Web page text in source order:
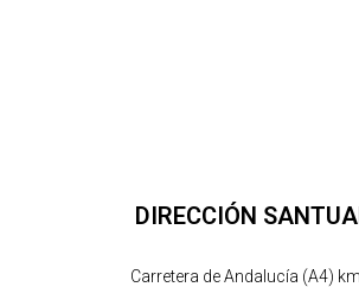
DIRECCIÓN
Carretera de Andalucía (A4)